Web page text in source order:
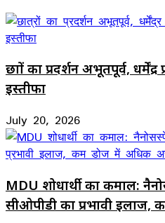
छात्रों का प्रदर्शन अभूतपूर्व,
इस्तीफा
July 20, 2026
MDU शोधार्थी का कमाल:
सीओपीडी का प्रभावी